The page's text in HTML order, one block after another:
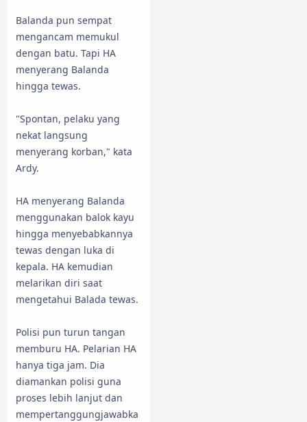
Balanda pun sempat
mengancam memukul
dengan batu. Tapi HA
menyerang Balanda
hingga tewas.
"Spontan, pelaku yang
nekat langsung
menyerang korban," kata
Ardy.
HA menyerang Balanda
menggunakan balok kayu
hingga menyebabkannya
tewas dengan luka di
kepala. HA kemudian
melarikan diri saat
mengetahui Balada tewas.
Polisi pun turun tangan
memburu HA. Pelarian HA
hanya tiga jam. Dia
diamankan polisi guna
proses lebih lanjut dan
mempertanggungjawabka